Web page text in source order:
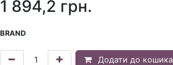
1 894,2 грн.
BRAND
Додати до кошика